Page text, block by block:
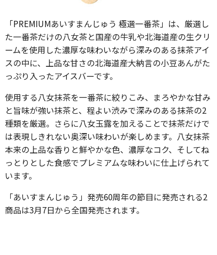
「PREMIUMあいすまんじゅう 極選一番茶」は、厳選し
た一番茶だけの八女茶と国産の牛乳や北海道産の生クリ
ームを使用した濃厚な味わいながら深みのある抹茶アイ
スの中に、上品な甘さの北海道産大納言の小豆あんがた
っぷり入ったアイスバーです。
使用する八女抹茶を一番茶に絞りこみ、まろやかな甘み
と旨味が強い抹茶と、程よい渋みで深みのある抹茶の2
種類を厳選。さらに八女玉露を加えることで抹茶だけで
は表現しきれない奥深い味わいが楽しめます。八女抹茶
本来の上品な香りと鮮やかな色、濃厚なコク、そしてね
っとりとした食感でプレミアムな味わいに仕上げられて
います。
「あいすまんじゅう」発売60周年の節目に発売される2
商品は3月7日から全国発売されます。